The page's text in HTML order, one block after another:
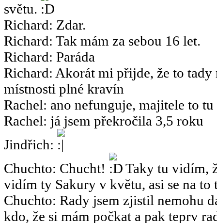
světu.
Richard: Zdar.
Richard: Tak mám za sebou 16 let.
Richard: Paráda
Richard: Akorát mi přijde, že to tady
místnosti plné kravín
Rachel: ano nefunguje, majitele to
Rachel: já jsem překročila 3,5 roku
Jindřich:
Chuchto: Chucht!
Taky tu vidím,
vidím ty Sakury v květu, asi se na to
Chuchto: Rady jsem zjistil nemohu
kdo, že si mám počkat a pak teprv